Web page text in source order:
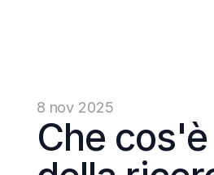
8 nov 2025
Che